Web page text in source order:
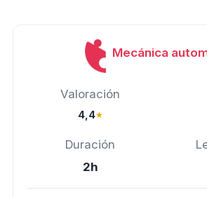
Mecánica
Valoración
4,4★
Duración
2h